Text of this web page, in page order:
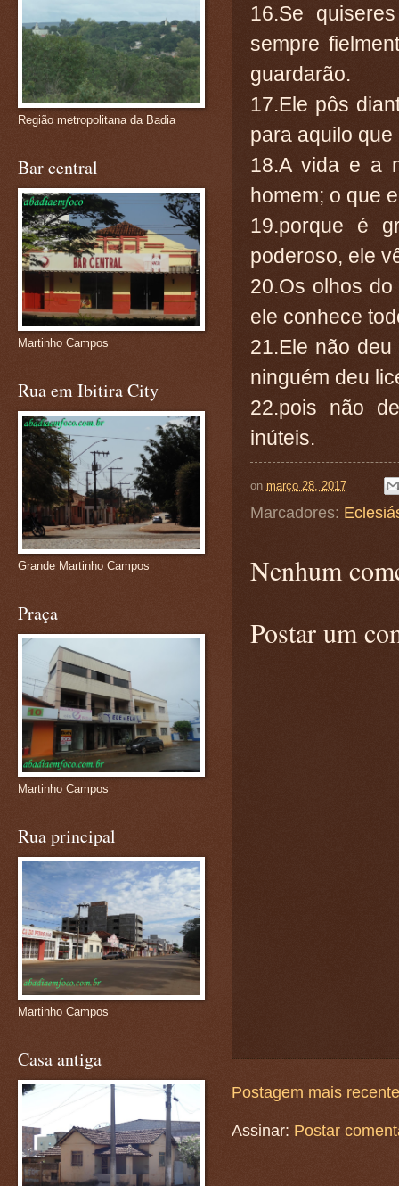
16.Se
sempre
guardarão.
17.Ele pôs
para aquilo
18.A vida e a
homem; o que
19.porque é
poderoso, ele
20.Os olhos
ele conhece
21.Ele não
ninguém deu
22.pois não
inúteis.
on março 28, 2017
Marcadores:
Nenhum
Postar um
Postagem mais recente
Assinar: Postar
Região metropolitana da Badia
Bar central
Martinho Campos
Rua em Ibitira City
Grande Martinho Campos
Praça
Martinho Campos
Rua principal
Martinho Campos
Casa antiga